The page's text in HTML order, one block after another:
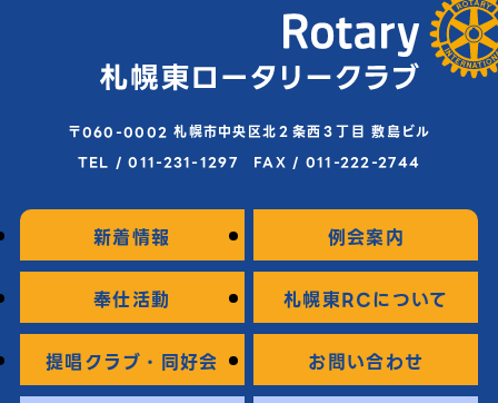
〒060-0002 札幌市中央区北２条西３丁目 敷島ビル
TEL / 011-231-1297 FAX / 011-222-2744
新着情報 例会案内
奉仕活動 札幌東RCについて
提唱クラブ・同好会 お問い合わせ